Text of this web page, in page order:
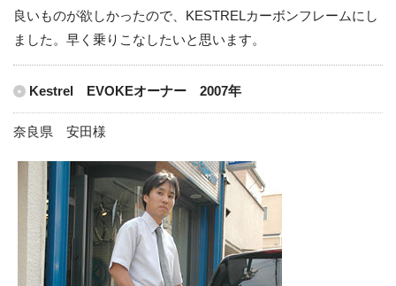
良いものが欲しかったので、KESTRELカーボンフレームにし
ました。早く乗りこなしたいと思います。
Kestrel EVOKEオーナー 2007年
奈良県 安田様